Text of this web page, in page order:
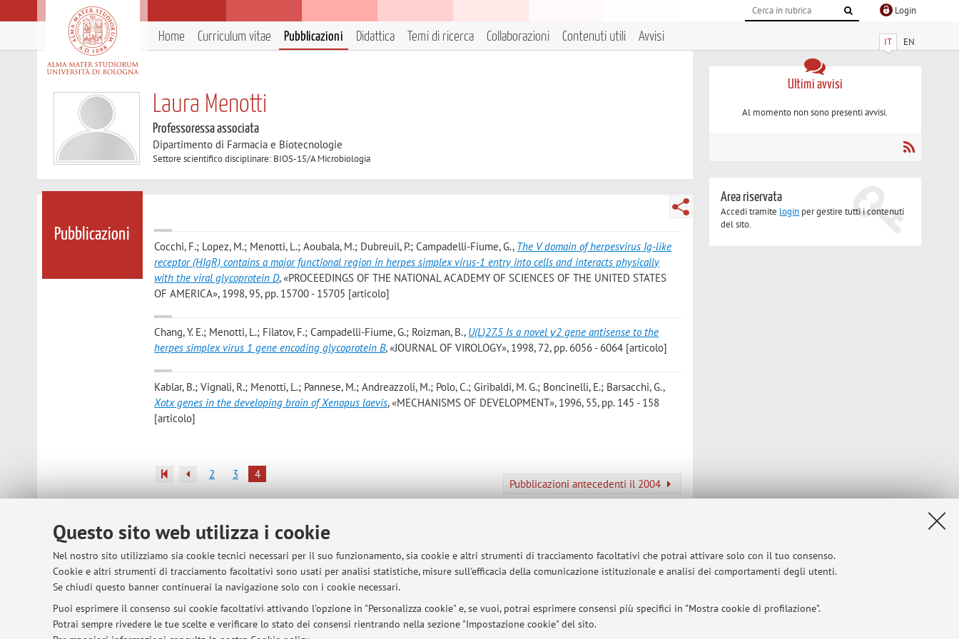
Questo sito web utilizza i cookie
Nel nostro sito utilizziamo sia cookie tecnici necessari per il suo funzionamento, sia cookie e altri strumenti di tracciamento facoltativi che potrai attivare solo con il tuo consenso.
Cookie e altri strumenti di tracciamento facoltativi sono usati per analisi statistiche, misure sull'efficacia della comunicazione istituzionale e analisi dei comportamenti degli utenti.
Se chiudi questo banner continuerai la navigazione solo con i cookie necessari.
Puoi esprimere il consenso sui cookie facoltativi attivando l'opzione in "Personalizza cookie" e, se vuoi, potrai esprimere consensi più specifici in "Mostra cookie di profilazione".
Potrai sempre rivedere le tue scelte e verificare lo stato dei consensi rientrando nella sezione "Impostazione cookie" del sito.
Login
IT EN
Home Curriculum vitae Pubblicazioni Didattica Temi di ricerca Collaborazioni Contenuti utili Avvisi
Laura Menotti
Professoressa associata
Dipartimento di Farmacia e Biotecnologie
Settore scientifico disciplinare: BIOS-15/A Microbiologia
Pubblicazioni
Cocchi, F.; Lopez, M.; Menotti, L.; Aoubala, M.; Dubreuil, P.; Campadelli-Fiume, G., The V domain of herpesvirus Ig-like
receptor (HIgR) contains a major functional region in herpes simplex virus-1 entry into cells and interacts physically
with the viral glycoprotein D, «PROCEEDINGS OF THE NATIONAL ACADEMY OF SCIENCES OF THE UNITED STATES
OF AMERICA», 1998, 95, pp. 15700 - 15705 [articolo]
Chang, Y. E.; Menotti, L.; Filatov, F.; Campadelli-Fiume, G.; Roizman, B., U(L)27.5 Is a novel γ2 gene antisense to the
herpes simplex virus 1 gene encoding glycoprotein B, «JOURNAL OF VIROLOGY», 1998, 72, pp. 6056 - 6064 [articolo]
Kablar, B.; Vignali, R.; Menotti, L.; Pannese, M.; Andreazzoli, M.; Polo, C.; Giribaldi, M. G.; Boncinelli, E.; Barsacchi, G.,
Xotx genes in the developing brain of Xenopus laevis, «MECHANISMS OF DEVELOPMENT», 1996, 55, pp. 145 - 158
[articolo]
2 3 4
Pubblicazioni antecedenti il 2004
Ultimi avvisi
Al momento non sono presenti avvisi.
Area riservata
Accedi tramite login per gestire tutti i contenuti
del sito.